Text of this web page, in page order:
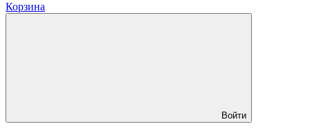
Корзина
Войти